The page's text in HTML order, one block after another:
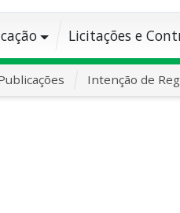
Licitações e
Intenção de